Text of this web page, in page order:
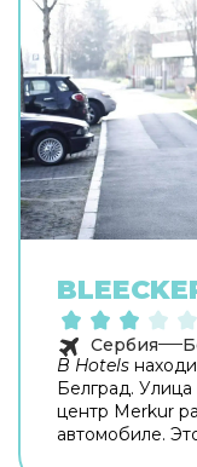
Сербия
B Hotels
Белград.
центр Merkur
автомобиле.